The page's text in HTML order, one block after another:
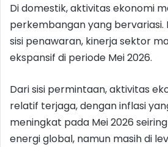
Di domestik, aktivitas ekonomi
perkembangan yang bervariasi.
sisi penawaran, kinerja sektor
ekspansif di periode Mei 2026.
Dari sisi permintaan, aktivitas
relatif terjaga, dengan inflasi
meningkat pada Mei 2026
energi global, namun masih di